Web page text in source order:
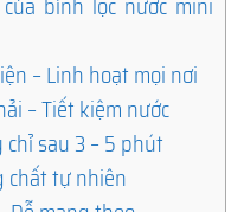
– Linh hoạt mọi nơi
– Tiết kiệm nước
sau 3 – 5 phút
chất tự nhiên